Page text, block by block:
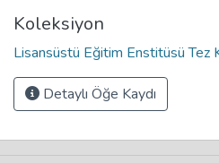
Koleksiyon
Lisansüstü Eğitim Enstitüsü Tez
Detaylı Öğe Kaydı